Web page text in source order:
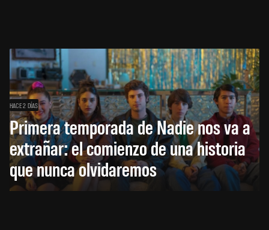
HACE 2 DÍAS
Primera temporada de Nadie nos va a
extrañar: el comienzo de una historia
que nunca olvidaremos